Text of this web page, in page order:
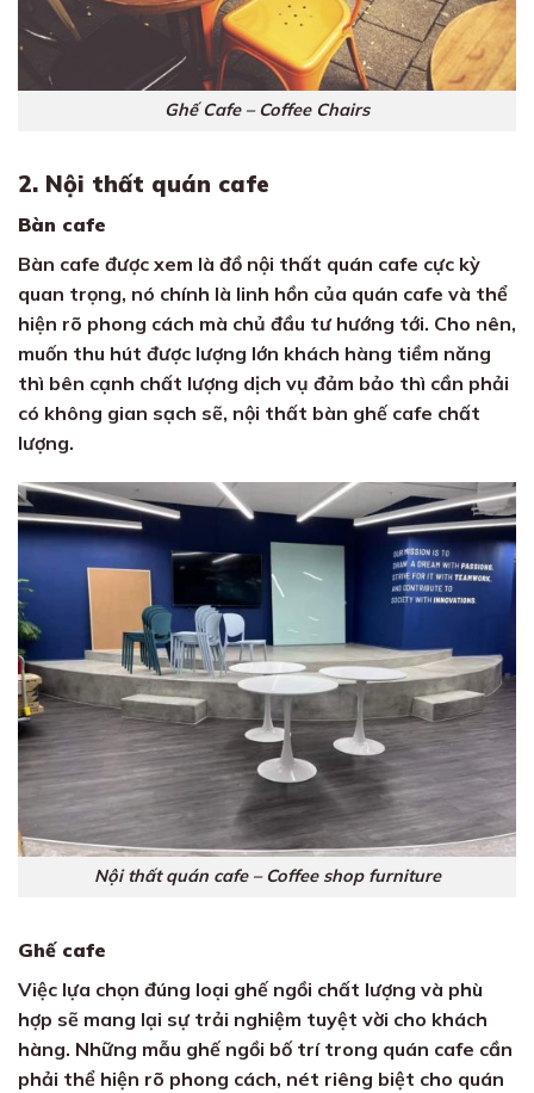
Ghế Cafe – Coffee Chairs
2. Nội thất quán cafe
Bàn cafe
Bàn cafe được xem là đồ nội thất quán cafe cực kỳ
quan trọng, nó chính là linh hồn của quán cafe và thể
hiện rõ phong cách mà chủ đầu tư hướng tới. Cho nên,
muốn thu hút được lượng lớn khách hàng tiềm năng
thì bên cạnh chất lượng dịch vụ đảm bảo thì cần phải
có không gian sạch sẽ, nội thất bàn ghế cafe chất
lượng.
Nội thất quán cafe – Coffee shop furniture
Ghế cafe
Việc lựa chọn đúng loại ghế ngồi chất lượng và phù
hợp sẽ mang lại sự trải nghiệm tuyệt vời cho khách
hàng. Những mẫu ghế ngồi bố trí trong quán cafe cần
phải thể hiện rõ phong cách, nét riêng biệt cho quán